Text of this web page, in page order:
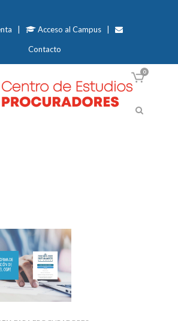
Acceso al Campus|
Contacto
0